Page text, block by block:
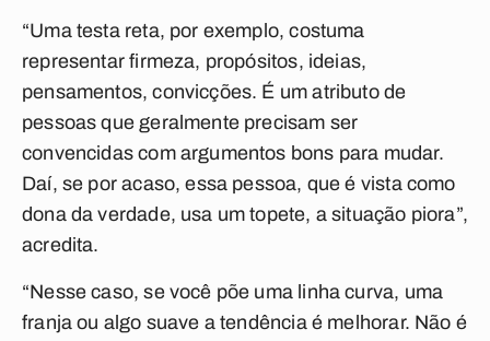
“Uma testa reta, por exemplo, costuma
representar firmeza, propósitos, ideias,
pensamentos, convicções. É um atributo de
pessoas que geralmente precisam ser
convencidas com argumentos bons para mudar.
Daí, se por acaso, essa pessoa, que é vista como
dona da verdade, usa um topete, a situação piora”,
acredita.
“Nesse caso, se você põe uma linha curva, uma
franja ou algo suave a tendência é melhorar. Não é